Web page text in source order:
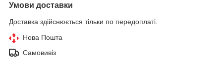
Умови доставки
Доставка здійснюється тільки по передоплаті.
Нова Пошта
Самовивіз